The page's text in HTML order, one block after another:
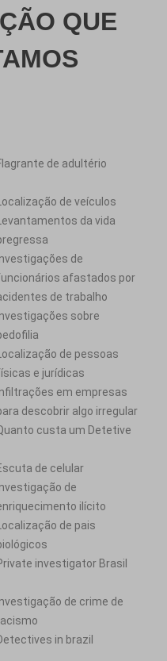
QUE
de adultério
Localização de veículos
Levantamentos da vida
Investigações de
afastados por
de trabalho
Investigações sobre
Localização de pessoas
e jurídicas
Infiltrações em empresas
descobrir algo irregular
custa um Detetive
de celular
Investigação de
ilícito
Localização de pais
investigator Brasil
Investigação de crime de
in brazil